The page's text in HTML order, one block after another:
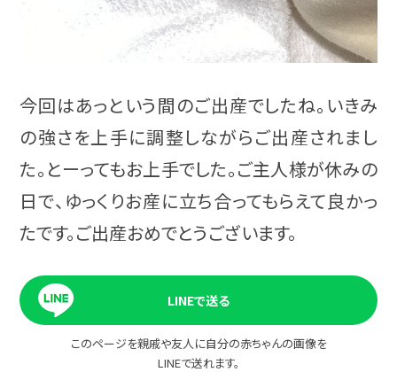
今回はあっという間のご出産でしたね。いきみ
の強さを上手に調整しながらご出産されまし
た。とーってもお上手でした。ご主人様が休みの
日で、ゆっくりお産に立ち合ってもらえて良かっ
たです。ご出産おめでとうございます。
LINEで送る
このページを親戚や友人に自分の赤ちゃんの画像を
LINEで送れます。